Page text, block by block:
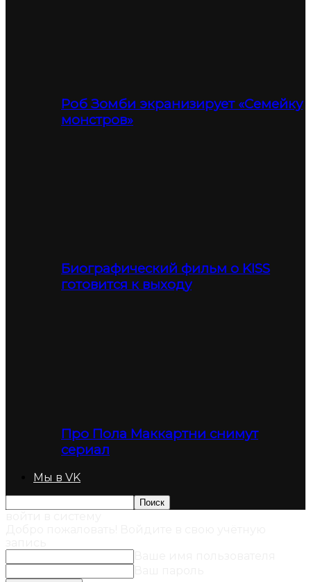
Роб Зомби экранизирует «Семейку
монстров»
Биографический фильм о KISS
готовится к выходу
Про Пола Маккартни снимут
сериал
Мы в VK